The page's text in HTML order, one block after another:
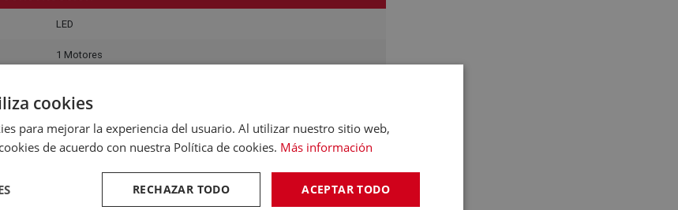
LED
1 Motores
EFICIENCIA Y RUIDO
25 Kwh/Año
cookies
para mejorar la experiencia del usuario. Al utilizar nuestro sitio web,
de acuerdo con nuestra Política de cookies. Más información
ACEPTAR TODO
RECHAZAR TODO